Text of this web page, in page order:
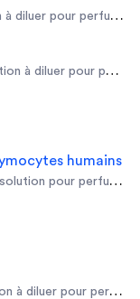
diluer pour perfusion
à diluer pour
humains
pour perfusion
à diluer pour